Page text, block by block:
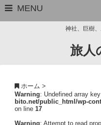
MENU
サイトマップ
神社、巨樹
旅人
ホーム >
Warning: Undefined array
bito.net/public_html/wp-
on line 17
Warning: Attempt to read